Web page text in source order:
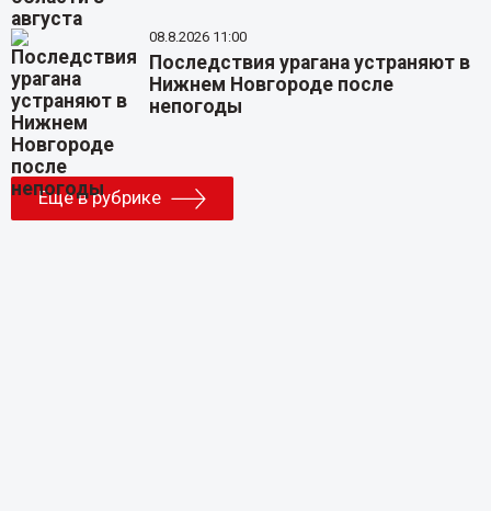
08.8.2026 11:00
Последствия урагана устраняют в
Нижнем Новгороде после
непогоды
Еще в рубрике